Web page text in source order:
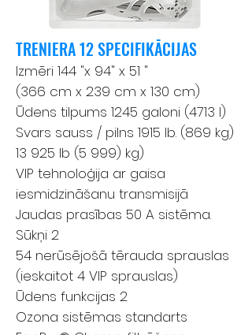
TRENIERA 12 SPECIFIKĀCIJAS
Izmēri 144 "x 94" x 51 "
(366 cm x 239 cm x 130 cm)
Ūdens tilpums 1245 galoni (4713 l)
Svars sauss / pilns 1915 lb. (869 kg)
13 925 lb (5 999) kg)
VIP tehnoloģija ar gaisa
iesmidzināšanu transmisijā
Jaudas prasības 50 A sistēma.
Sūkņi 2
54 nerūsējošā tērauda sprauslas
(ieskaitot 4 VIP sprauslas)
Ūdens funkcijas 2
Ozona sistēmas standarts